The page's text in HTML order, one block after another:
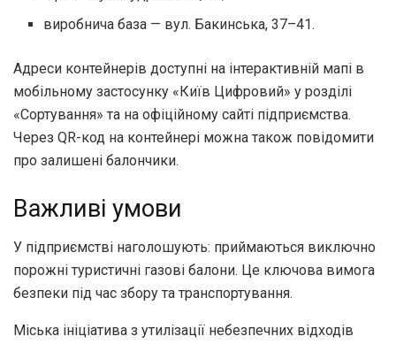
виробнича база — вул. Бакинська, 37–41.
Адреси контейнерів доступні на інтерактивній мапі в
мобільному застосунку «Київ Цифровий» у розділі
«Сортування» та на офіційному сайті підприємства.
Через QR-код на контейнері можна також повідомити
про залишені балончики.
Важливі умови
У підприємстві наголошують: приймаються виключно
порожні туристичні газові балони. Це ключова вимога
безпеки під час збору та транспортування.
Міська ініціатива з утилізації небезпечних відходів